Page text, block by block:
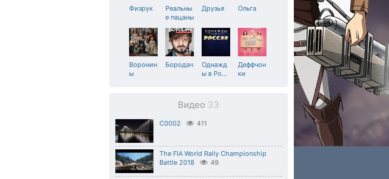
Физрук
Реальны
е пацаны
Друзья Ольга
Воронин
ы
Бородач
Однажд
ы в Ро…
Деффчон
ки
Видео 33
C0002 411
The FIA World Rally Championship
Battle 2018
49